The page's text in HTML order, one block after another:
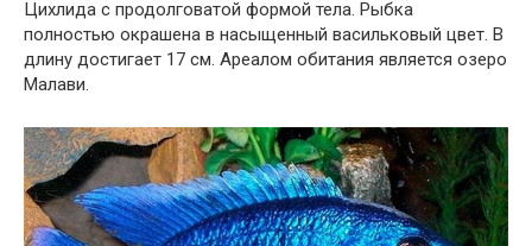
Цихлида с продолговатой формой тела. Рыбка
полностью окрашена в насыщенный васильковый цвет. В
длину достигает 17 см. Ареалом обитания является озеро
Малави.